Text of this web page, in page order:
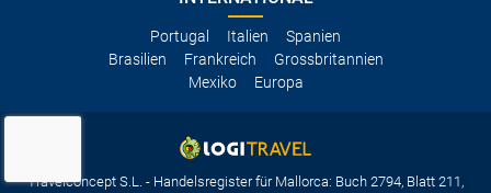
Portugal Italien
Spanien
Brasilien
Frankreich
Grossbritannien
Mexiko
Europa
Travelconcept S.L. - Handelsregister für Mallorca: Buch 2794, Blatt 211,